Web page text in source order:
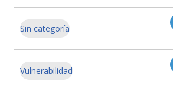
Sin categoría
Vulnerabilidad